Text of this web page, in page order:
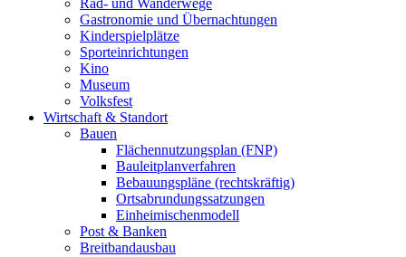
Rad- und Wanderwege
Gastronomie und Übernachtungen
Kinderspielplätze
Sporteinrichtungen
Kino
Museum
Volksfest
Wirtschaft & Standort
Bauen
Flächennutzungsplan (FNP)
Bauleitplanverfahren
Bebauungspläne (rechtskräftig)
Ortsabrundungssatzungen
Einheimischenmodell
Post & Banken
Breitbandausbau